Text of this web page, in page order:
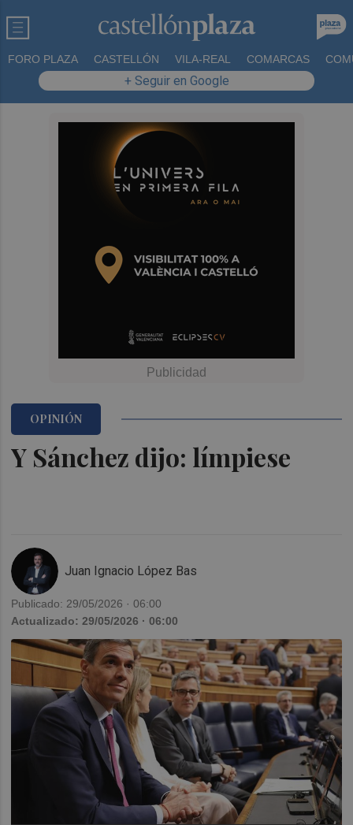
FORO PLAZA CASTELLÓN VILA-REAL COMARCAS
+ Seguir en Google
Y Sánchez dijo: límpiese
OPINIÓN
Juan Ignacio López Bas
Publicado: 29/05/2026 · 06:00
Actualizado: 29/05/2026 · 06:00